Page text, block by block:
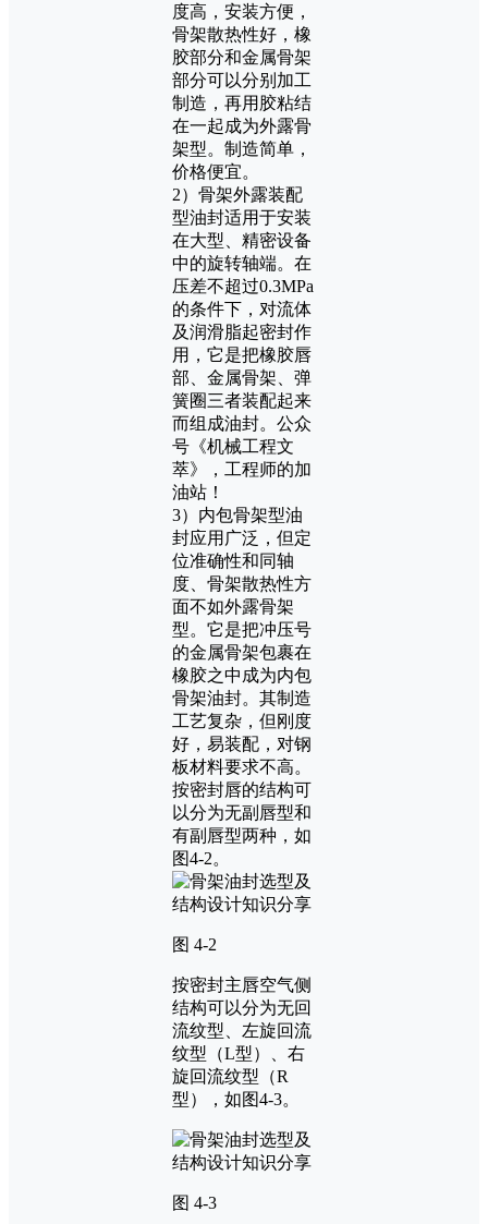
度高，安装方便，
骨架散热性好，橡
胶部分和金属骨架
部分可以分别加工
制造，再用胶粘结
在一起成为外露骨
架型。制造简单，
价格便宜。
2）骨架外露装配
型油封适用于安装
在大型、精密设备
中的旋转轴端。在
压差不超过0.3MPa
的条件下，对流体
及润滑脂起密封作
用，它是把橡胶唇
部、金属骨架、弹
簧圈三者装配起来
而组成油封。公众
号《机械工程文
萃》，工程师的加
油站！
3）内包骨架型油
封应用广泛，但定
位准确性和同轴
度、骨架散热性方
面不如外露骨架
型。它是把冲压号
的金属骨架包裹在
橡胶之中成为内包
骨架油封。其制造
工艺复杂，但刚度
好，易装配，对钢
板材料要求不高。
按密封唇的结构可
以分为无副唇型和
有副唇型两种，如
图4-2。
图 4-2
按密封主唇空气侧
结构可以分为无回
流纹型、左旋回流
纹型（L型）、右
旋回流纹型（R
型），如图4-3。
图 4-3